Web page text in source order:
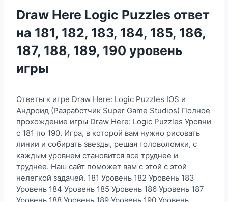
Draw Here Logic Puzzles ответ
на 181, 182, 183, 184, 185, 186,
187, 188, 189, 190 уровень
игры
Ответы к игре Draw Here: Logic Puzzles IOS и
Андроид (Разработчик Super Game Studios) Полное
прохождение игры Draw Here: Logic Puzzles Уровни
с 181 по 190. Игра, в которой вам нужно рисовать
линии и собирать звезды, решая головоломки, с
каждым уровнем становится все труднее и
труднее. Наш сайт поможет вам с этой с этой
нелегкой задачей. 181 Уровень 182 Уровень 183
Уровень 184 Уровень 185 Уровень 186 Уровень 187